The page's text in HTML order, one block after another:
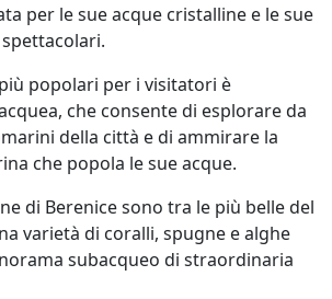
per le sue acque cristalline e le sue
popolari per i visitatori è
che consente di esplorare da
della città e di ammirare la
che popola le sue acque.
di Berenice sono tra le più belle del
varietà di coralli, spugne e alghe
subacqueo di straordinaria